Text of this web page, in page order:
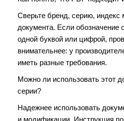
Сверьте бренд, серию, индекс
документа. Если обозначение
одной буквой или цифрой,
внимательнее: у
иметь разные требования.
Можно ли использовать этот
серии?
Надежнее использовать
и модификации. Инструкция